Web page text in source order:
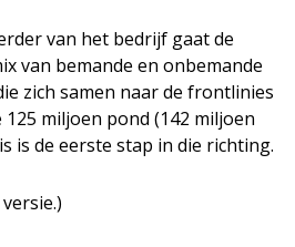
van het bedrijf gaat de
van bemande en onbemande
zich samen naar de frontlinies
125 miljoen pond (142 miljoen
is de eerste stap in die richting.